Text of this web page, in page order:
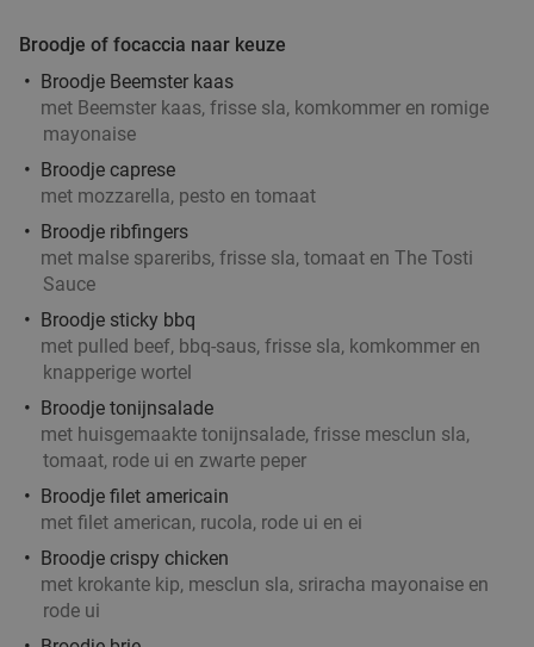
Broodje of focaccia naar keuze
Broodje Beemster kaas
met Beemster kaas, frisse sla, komkommer en romige
mayonaise
Broodje caprese
met mozzarella, pesto en tomaat
Broodje ribfingers
met malse spareribs, frisse sla, tomaat en The Tosti
Sauce
Broodje sticky bbq
met pulled beef, bbq-saus, frisse sla, komkommer en
knapperige wortel
Broodje tonijnsalade
met huisgemaakte tonijnsalade, frisse mesclun sla,
tomaat, rode ui en zwarte peper
Broodje filet americain
met filet american, rucola, rode ui en ei
Broodje crispy chicken
met krokante kip, mesclun sla, sriracha mayonaise en
rode ui